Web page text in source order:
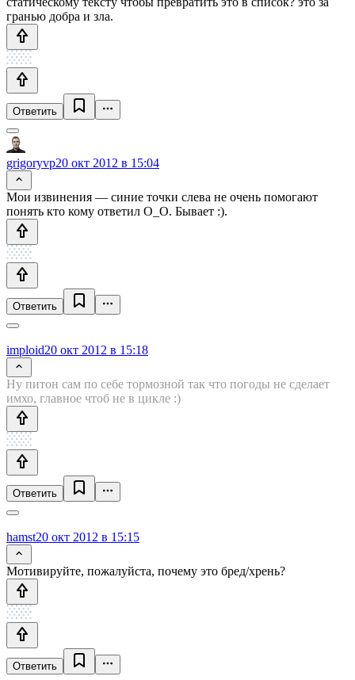
гранью добра и зла.
Ответить
grigoryvp20 окт 2012 в 15:04
Мои извинения — синие точки слева не очень помогают
понять кто кому ответил О_О. Бывает :).
Ответить
imploid20 окт 2012 в 15:18
Ну питон сам по себе тормозной так что погоды не сделает
имхо, главное чтоб не в цикле :)
Ответить
hamst20 окт 2012 в 15:15
Мотивируйте, пожалуйста, почему это бред/хрень?
Ответить